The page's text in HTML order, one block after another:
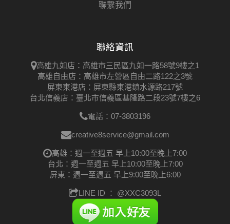
聯繫我們
聯絡資訊
高雄九如店：高雄市三民區九如一路58號9樓之1
高雄自由店：高雄市左營區自由二路122之3號
屏東東港店：屏東縣東港鎮水源路217號
台北信義店：臺北市信義區基隆路二段23號7樓之6
電話：07-3803196
creative8service@gmail.com
高雄：週一至週五 早上10:00至晚上7:00
台北：週一至週五 早上10:00至晚上7:00
屏東：週一至週五 早上9:00至晚上6:00
LINE ID ： @XXC3093L